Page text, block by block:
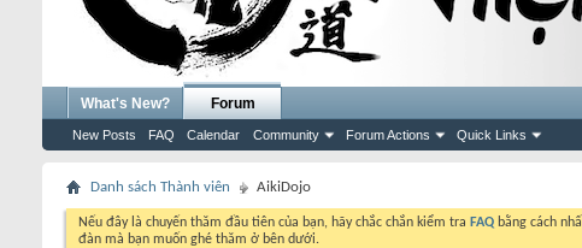
What's New? Forum
New Posts FAQ Calendar Community Forum Actions Quick Links
Danh sách Thành viên AikiDojo
Nếu đây là chuyến thăm đầu tiên của bạn, hãy chắc chắn kiểm tra FAQ bằng cách
đàn mà bạn muốn ghé thăm ở bên dưới.